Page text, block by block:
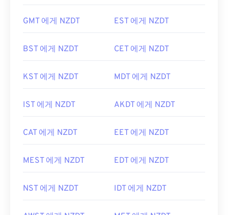
GMT 에게 NZDT EST 에게 NZDT
BST 에게 NZDT CET 에게 NZDT
KST 에게 NZDT MDT 에게 NZDT
IST 에게 NZDT AKDT 에게 NZDT
CAT 에게 NZDT EET 에게 NZDT
MEST 에게 NZDT EDT 에게 NZDT
NST 에게 NZDT IDT 에게 NZDT